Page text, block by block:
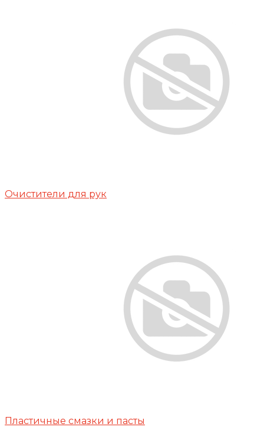
Очистители для рук
Пластичные смазки и пасты